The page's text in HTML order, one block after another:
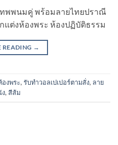
ทพพนมคู่ พร้อมลายไทยปราณี
แต่งห้องพระ ห้องปฏิบัติธรรม
READING →
งพระ, รับทําวอลเปเปอร์ตามสั่ง, ลาย
ง, สีส้ม